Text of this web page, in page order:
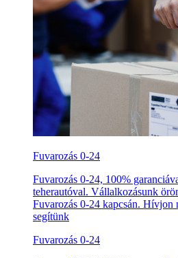
Fuvarozás 0-24
Fuvarozás 0-24, 100%
teherautóval. Vállalkozásunk
Fuvarozás 0-24 kapcsán. Hívjon
segítünk
Fuvarozás 0-24